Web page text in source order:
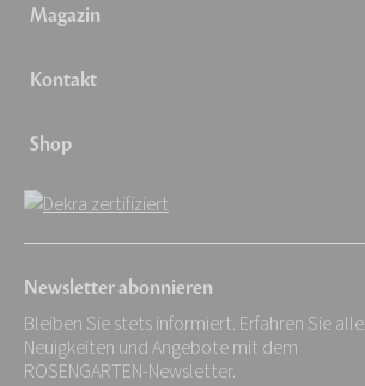
Magazin
Kontakt
Shop
Newsletter abonnieren
Bleiben Sie stets informiert. Erfahren Sie alle
Neuigkeiten und Angebote mit dem
ROSENGARTEN-Newsletter.